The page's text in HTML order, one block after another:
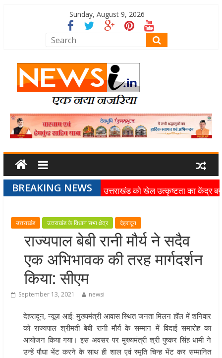
Sunday, August 9, 2026
BREAKING NEWS
उत्तराखंड को खेल उत्कृष्टता का केंद्र
स्पोर्ट्स यूनिवर्सिटी परियोजना
खेल प्रतिभाओं को हरसंभव प्रोत्साहन
विश्वस्तरीय सुविधाएँ उपलब्ध कराना
की प्राथमिकता: मुख्यमंत्री धामी
गुणवत्ता से कोई समझौता नहीं, सभी कार्य
समय में पूर्ण हों: मुख्यमंत्री
खेल विजन, नई खेल नीति और लिगेसी
के अनुरूप आधुनिक खेल अवसंरचना
विकसित करने के निर्देश
उत्तराखंड उत्तराखंड के विधान सभा क्षेत्र देहरादून
राज्यपाल बेबी रानी मौर्य ने सदैव
एक अभिभावक की तरह मार्गदर्शन
किया: सीएम
September 13, 2021 newsi
देहरादून, न्यूज़ आई: मुख्यमंत्री आवास स्थित जनता मिलन हॉल में शनिवार
को राज्यपाल श्रीमती बेबी रानी मौर्य के सम्मान में विदाई समारोह का
आयोजन किया गया। इस अवसर पर मुख्यमंत्री श्री पुष्कर सिंह धामी ने
उन्हें पौधा भेंट करने के साथ ही शाल एवं स्मृति चिन्ह भेंट कर सम्मानित